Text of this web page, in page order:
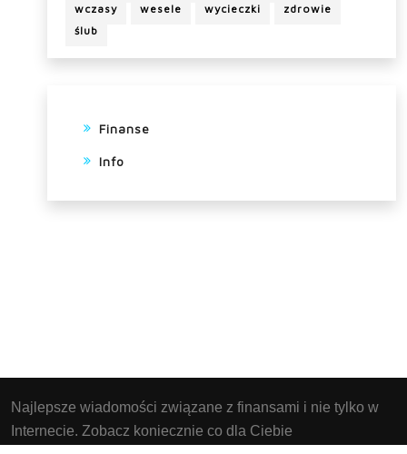
wczasy
wesele wycieczki
zdrowie
ślub
Finanse
Info
Najlepsze wiadomości związane z finansami i nie tylko w
Internecie. Zobacz koniecznie co dla Ciebie